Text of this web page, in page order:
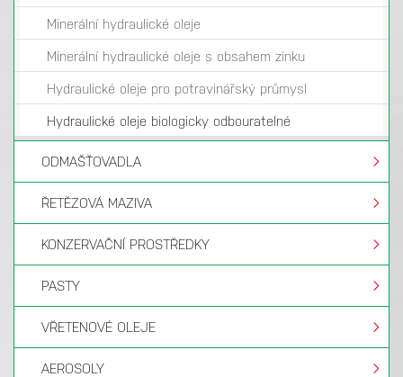
Minerální hydraulické oleje
Minerální hydraulické oleje s obsahem zinku
Hydraulické oleje pro potravinářský průmysl
Hydraulické oleje biologicky odbouratelné
ODMAŠŤOVADLA
ŘETĚZOVÁ MAZIVA
KONZERVAČNÍ PROSTŘEDKY
PASTY
VŘETENOVÉ OLEJE
AEROSOLY